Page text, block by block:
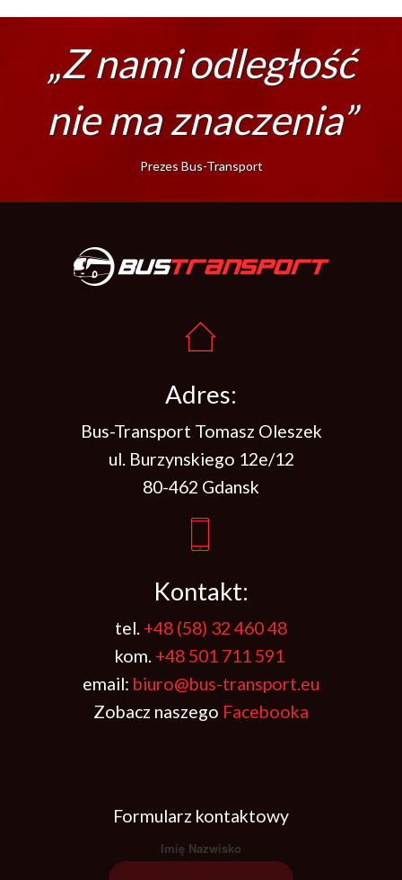
„Z nami odległość
nie ma znaczenia”
Prezes Bus-Transport
Adres:
Bus-Transport Tomasz Oleszek
ul. Burzynskiego 12e/12
80-462 Gdansk
Kontakt:
tel. +48 (58) 32 460 48
kom. +48 501 711 591
email: biuro@bus-transport.eu
Zobacz naszego Facebooka
Formularz kontaktowy
Imię Nazwisko